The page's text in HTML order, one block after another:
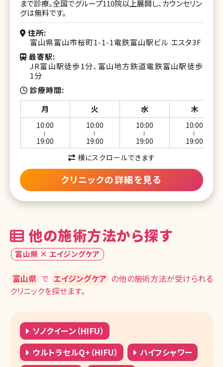
湘南美容皮フ科 岡山院
湘南美容皮フ科 福岡天神院
湘南美容皮フ科 鹿児島院
まで診療。全国でグループ110院以上展開し、カウンセリン
グは無料です。
住所
富山県富山市桜町1-1-1電鉄富山駅ビル エスタ3F
最寄駅
JR富山駅徒歩1分、富山地方鉄道電鉄富山駅徒歩
1分
診療時間
月
火 水 木
10:00
19:00
10:00
19:00
10:00
19:00
10:00
19:00
横にスクロールできます
クリニックの詳細を見る
他の施術方法から探す
富山県 × エイジングケア
富山県 で エイジングケア の他の施術方法が受けられる
クリニックを探せます。
ソノクイーン（HIFU）
ウルトラセルQ+（HIFU）
ハイフシャワー